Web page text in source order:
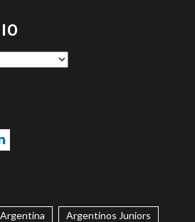
LinkedIn
Argentina Argentinos Juniors